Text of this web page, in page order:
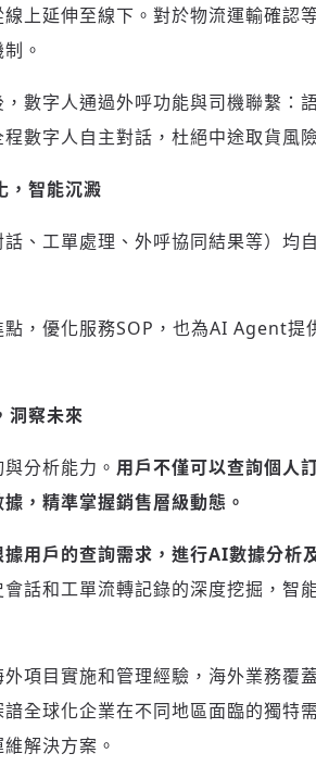
上延伸至線下。對於物流運輸確認
。
數字人通過外呼功能與司機聯繫：
數字人自主對話，杜絕中途取貨風
，智能沉澱
、工單處理、外呼協同結果等）均
，優化服務SOP，也為AI Agent提
洞察未來
分析能力。 用戶不僅可以查詢個人
，精準掌握銷售層級動態。
用戶的查詢需求，進行AI數據分析
話和工單流轉記錄的深度挖掘，智
項目實施和管理經驗，海外業務覆
全球化企業在不同地區面臨的獨特
解決方案。